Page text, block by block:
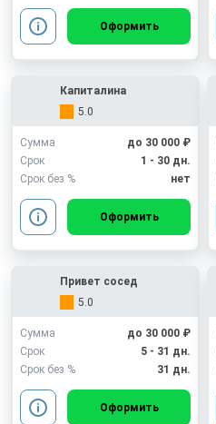
Оформить
Капиталина
5.0
Сумма
до 30 000 ₽
Срок
1 - 30 дн.
Срок без %
нет
Оформить
Привет сосед
5.0
Сумма
до 30 000 ₽
Срок
5 - 31 дн.
Срок без %
31 дн.
Оформить